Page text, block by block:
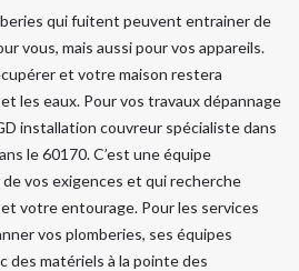
qui fuitent peuvent entrainer de
vous, mais aussi pour vos appareils.
et votre maison restera
les eaux. Pour vos travaux dépannage
installation couvreur spécialiste dans
le 60170. C’est une équipe
vos exigences et qui recherche
votre entourage. Pour les services
vos plomberies, ses équipes
des matériels à la pointe des